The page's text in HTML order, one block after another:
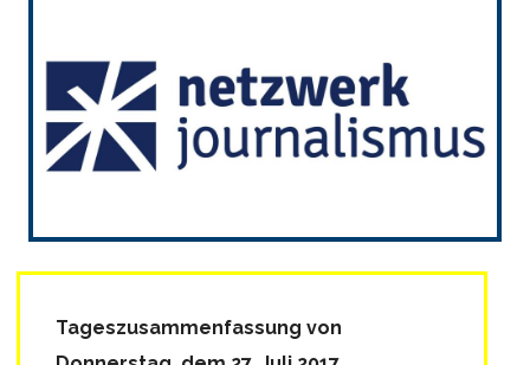
Tageszusammenfassung von